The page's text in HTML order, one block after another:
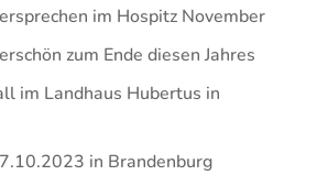
im Hospitz November
zum Ende diesen Jahres
im Landhaus Hubertus in
in Brandenburg